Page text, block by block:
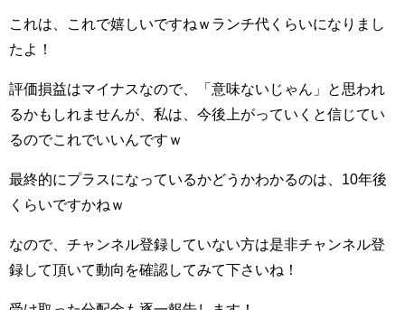
これは、これで嬉しいですねｗランチ代くらいになりまし
たよ！
評価損益はマイナスなので、「意味ないじゃん」と思われ
るかもしれませんが、私は、今後上がっていくと信じてい
るのでこれでいいんですｗ
最終的にプラスになっているかどうかわかるのは、10年後
くらいですかねｗ
なので、チャンネル登録していない方は是非チャンネル登
録して頂いて動向を確認してみて下さいね！